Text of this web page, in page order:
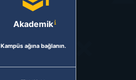
Akademik
Kampüs ağına bağlanın.